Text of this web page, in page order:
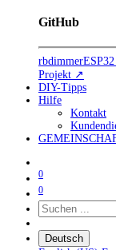
GitHub
Projekt ↗
DIY-Tipps
Hilfe
Kontakt
0
0
Deutsch